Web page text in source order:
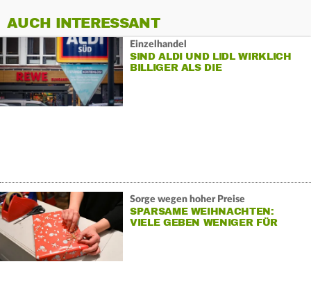
AUCH INTERESSANT
Einzelhandel
SIND ALDI UND LIDL WIRKLICH
BILLIGER ALS DIE
Sorge wegen hoher Preise
SPARSAME WEIHNACHTEN:
VIELE GEBEN WENIGER FÜR